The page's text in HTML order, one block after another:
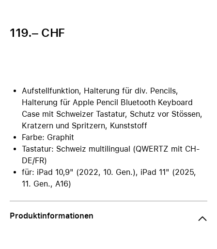
119.– CHF
Aufstellfunktion, Halterung für div. Pencils,
Halterung für Apple Pencil Bluetooth Keyboard
Case mit Schweizer Tastatur, Schutz vor Stössen,
Kratzern und Spritzern, Kunststoff
Farbe: Graphit
Tastatur: Schweiz multilingual (QWERTZ mit CH-
DE/FR)
für: iPad 10,9" (2022, 10. Gen.), iPad 11" (2025,
11. Gen., A16)
Produktinformationen